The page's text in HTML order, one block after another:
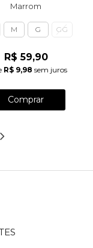
Marrom
M G GG
R$ 59,90
R$ 9,98 sem juros
Comprar